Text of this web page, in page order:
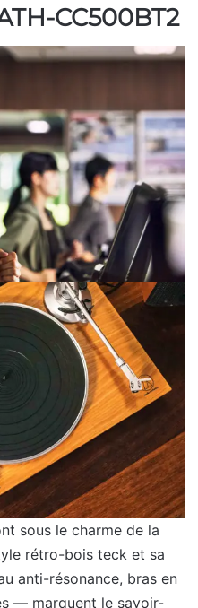
CC500BT2
sous le charme de la
rétro-bois teck et sa
anti-résonance, bras en
— marquent le savoir-